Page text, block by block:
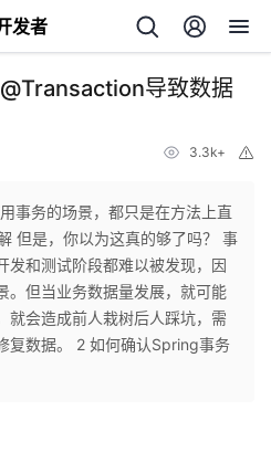
发者
导致数据
3.3k+
事务的场景，都只是在方法上直
但是，你以为这真的够了吗？ 事
发和测试阶段都难以被发现，因
。但当业务数据量发展，就可能
就会造成前人栽树后人踩坑，需
复数据。 2 如何确认Spring事务